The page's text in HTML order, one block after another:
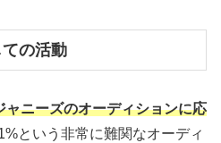
の活動
ャニーズのオーディションに応
という非常に難関なオーディ